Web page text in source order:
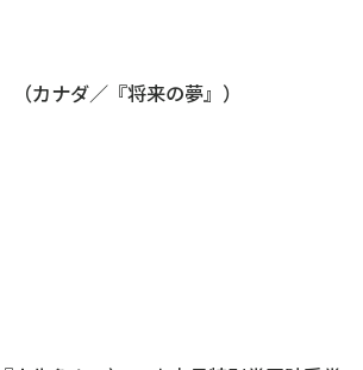
ナダ／『将来の夢』）